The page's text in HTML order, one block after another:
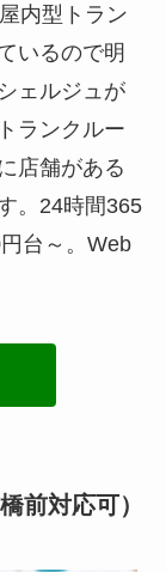
内型トラン
いるので明
ェルジュが
ランクルー
店舗がある
。24時間365
台～。Web
前対応可）